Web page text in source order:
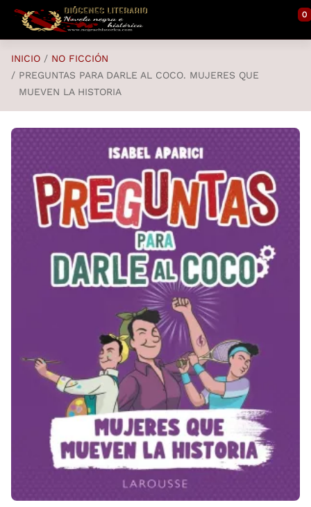
Saltar al contenido principal
0
INICIO
NO FICCIÓN
PREGUNTAS PARA DARLE AL COCO. MUJERES QUE
MUEVEN LA HISTORIA